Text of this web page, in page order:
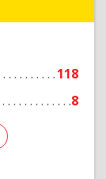
118
8
Подробнее